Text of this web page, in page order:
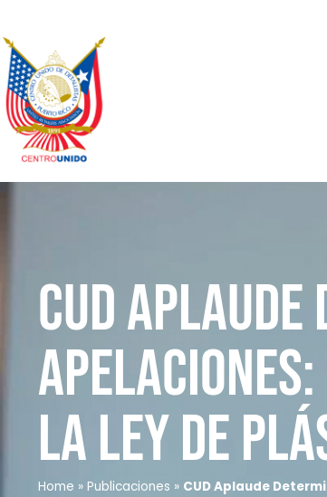
CUD
Apelaciones:
la Ley de
Home » Publicaciones » CUD Aplaude